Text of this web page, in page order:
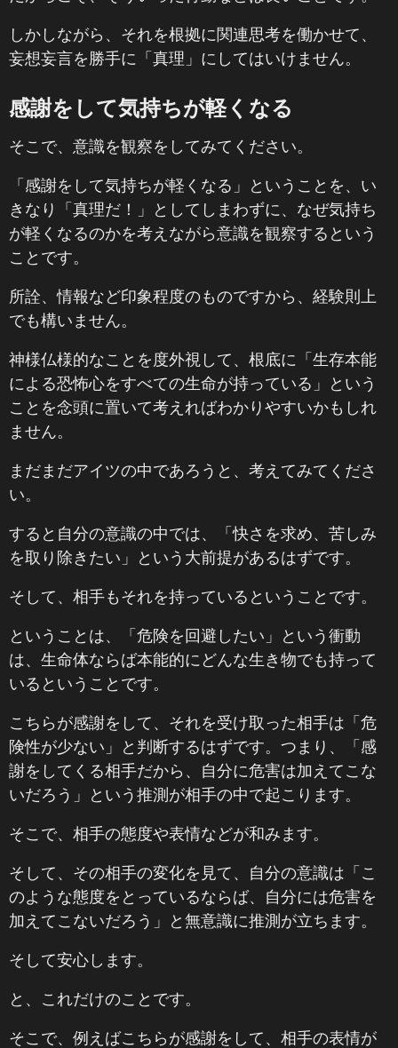
しかしながら、それを根拠に関連思考を働かせて、
妄想妄言を勝手に「真理」にしてはいけません。
感謝をして気持ちが軽くなる
そこで、意識を観察をしてみてください。
「感謝をして気持ちが軽くなる」ということを、い
きなり「真理だ！」としてしまわずに、なぜ気持ち
が軽くなるのかを考えながら意識を観察するという
ことです。
所詮、情報など印象程度のものですから、経験則上
でも構いません。
神様仏様的なことを度外視して、根底に「生存本能
による恐怖心をすべての生命が持っている」という
ことを念頭に置いて考えればわかりやすいかもしれ
ません。
まだまだアイツの中であろうと、考えてみてくださ
い。
すると自分の意識の中では、「快さを求め、苦しみ
を取り除きたい」という大前提があるはずです。
そして、相手もそれを持っているということです。
ということは、「危険を回避したい」という衝動
は、生命体ならば本能的にどんな生き物でも持って
いるということです。
こちらが感謝をして、それを受け取った相手は「危
険性が少ない」と判断するはずです。つまり、「感
謝をしてくる相手だから、自分に危害は加えてこな
いだろう」という推測が相手の中で起こります。
そこで、相手の態度や表情などが和みます。
そして、その相手の変化を見て、自分の意識は「こ
のような態度をとっているならば、自分には危害を
加えてこないだろう」と無意識に推測が立ちます。
そして安心します。
と、これだけのことです。
そこで、例えばこちらが感謝をして、相手の表情が